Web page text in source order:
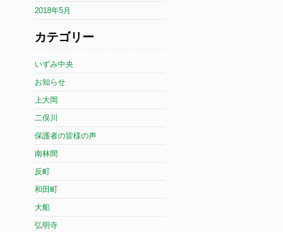
2018年5月
カテゴリー
いずみ中央
お知らせ
上大岡
二俣川
保護者の皆様の声
南林間
反町
和田町
大船
弘明寺